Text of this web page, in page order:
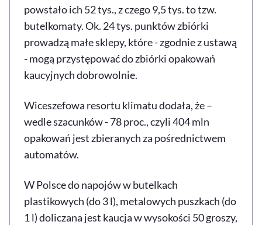
powstało ich 52 tys., z czego 9,5 tys. to tzw.
butelkomaty. Ok. 24 tys. punktów zbiórki
prowadzą małe sklepy, które - zgodnie z ustawą
- mogą przystępować do zbiórki opakowań
kaucyjnych dobrowolnie.
Wiceszefowa resortu klimatu dodała, że –
wedle szacunków - 78 proc., czyli 404 mln
opakowań jest zbieranych za pośrednictwem
automatów.
W Polsce do napojów w butelkach
plastikowych (do 3 l), metalowych puszkach (do
1 l) doliczana jest kaucja w wysokości 50 groszy,